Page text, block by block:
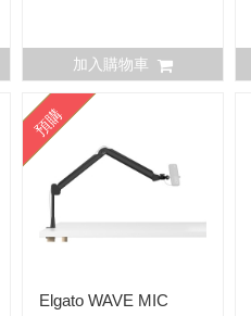
加入購物車
預購
Elgato WAVE MIC